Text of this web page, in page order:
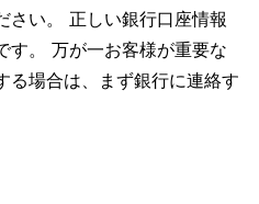
さい。 正しい銀行口座情報
す。 万が一お客様が重要な
る場合は、まず銀行に連絡す